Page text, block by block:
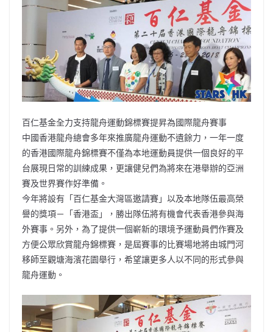
百仁基金全力支持龍舟運動錦標賽提昇為國際龍舟賽事
中國香港龍舟總會多年來推廣龍舟運動不遺餘力，一年一度
的香港國際龍舟錦標賽不僅為本地運動員提供一個良好的平
台展現日常的訓練成果，更讓健兒們為將來在港舉辦的亞洲
賽及世界賽作好準備。
今年將設有「百仁基金大灣區邀請賽」以及本地隊伍最高榮
譽的獎項－「香港盃」，勝出隊伍將有機會代表香港參與海
外賽事。另外，為了提供一個嶄新的環境予運動員們作賽及
方便公眾欣賞龍舟錦標賽，是屆賽事的比賽場地將由城門河
移師至觀塘海濱花園舉行，希望讓更多人以不同的形式參與
龍舟運動。